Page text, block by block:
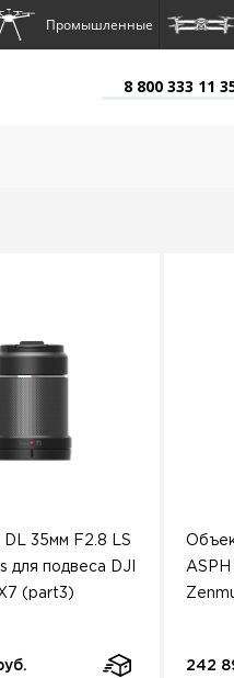
Промышленные
8 800 333 11
35мм F2.8 LS
для подвеса DJI
(part3)
ASPH
242